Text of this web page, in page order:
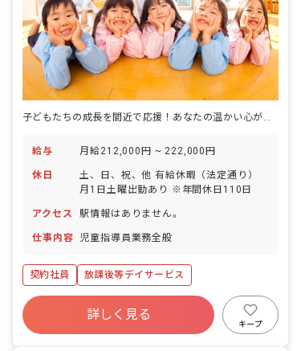
子どもたちの成長を間近で応援！あなたの温かい心が未来を育む場所
給与 月給212,000円 ~ 222,000円
休日
土、日、祝、他 有給休暇（法定通り）
月1日土曜出勤あり ※年間休日110日
アクセス 駅情報はありません。
仕事内容 児童指導員業務全般
契約社員 放課後等デイサービス
詳しく見る
キープ